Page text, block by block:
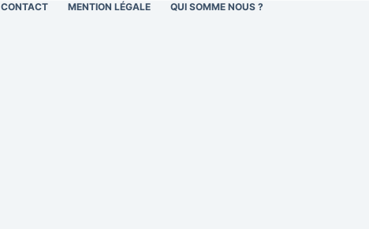
CONTACT MENTION LÉGALE QUI SOMME NOUS ?